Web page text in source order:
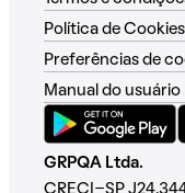
Política de Cookies
Preferências de
Manual do usuário
GRPQA Ltda.